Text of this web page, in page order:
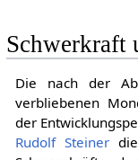
Schwerkraft
Die nach der
verbliebenen
der
Rudolf Steinerdie